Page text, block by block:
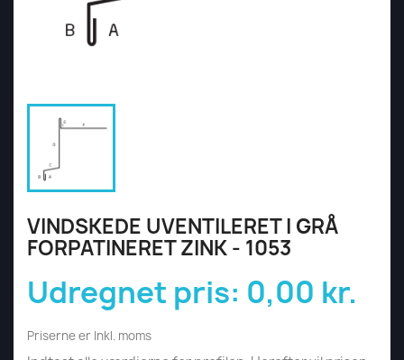
VINDSKEDE UVENTILERET I GRÅ
FORPATINERET ZINK - 1053
Udregnet pris: 0,00 kr.
Priserne er Inkl. moms